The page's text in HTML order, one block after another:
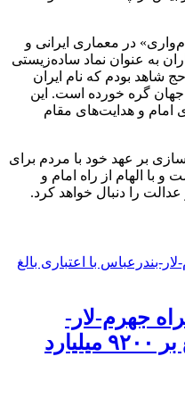
در معماری ایرانی و
به عنوان نماد ساده‌زیستی
شاهد بودم که نام ایران
جهان گره خورده است. این
امام و هدایت‌های مقام
بر عهد خود با مردم برای
با الهام از راه امام و
را دنبال خواهد کرد.
بزرگراه جهرم-لار-
بندرعباس با اعتباری بالغ بر ۹۲۰۰ میلیارد